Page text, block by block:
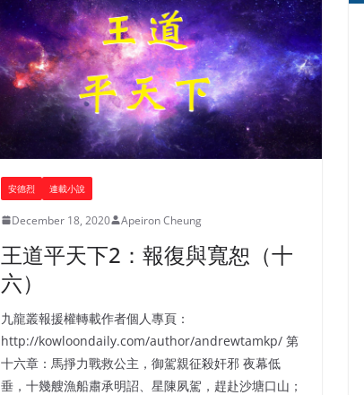
安德烈 連載小說
December 18, 2020 Apeiron Cheung
王道平天下2：報復與寬恕（十
六）
九龍叢報援權轉載作者個人專頁：
http://kowloondaily.com/author/andrewtamkp/ 第
十六章：馬掙力戰救公主，御駕親征殺奸邪 夜幕低
垂，十幾艘漁船肅承明詔、星陳夙駕，趕赴沙塘口山；